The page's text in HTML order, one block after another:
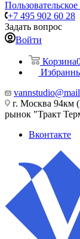
+7 495 902 60 28
Задать вопрос
Войти
Корзина
г. Москва 94км
рынок "Тракт
Вконтакте